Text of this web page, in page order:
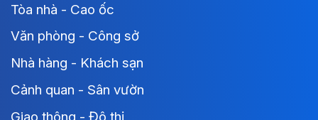
Tòa nhà - Cao ốc
Văn phòng - Công sở
Nhà hàng - Khách sạn
Cảnh quan - Sân vườn
Giao thông - Đô thị